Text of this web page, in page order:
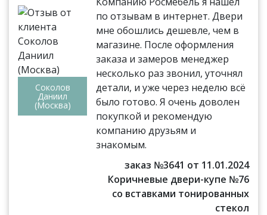
Соколов
Даниил
(Москва)
по отзывам в интернет. Двери
мне обошлись дешевле, чем в
магазине. После оформления
заказа и замеров менеджер
несколько раз звонил, уточнял
детали, и уже через неделю всё
было готово. Я очень доволен
покупкой и рекомендую
компанию друзьям и
знакомым.
заказ №3641 от 11.01.2024
Коричневые двери-купе №76
со вставками тонированных
стекол